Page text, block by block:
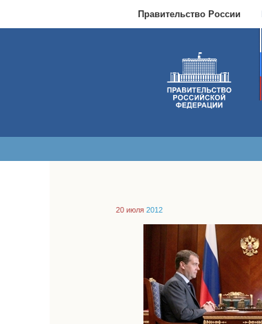
Правительство России
20 июля 2012